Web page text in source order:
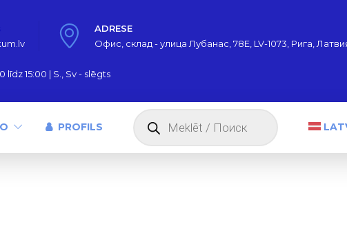
ADRESE
Офис, склад - улица Лубанас, 78Е, LV-1073, Рига,
līdz 15:00 | S., Sv - slēgts
PROFILS
Products
search